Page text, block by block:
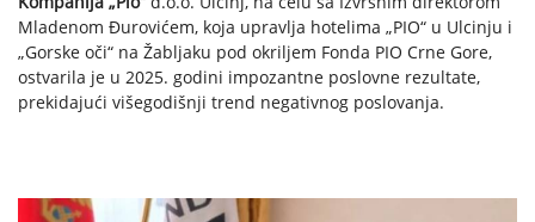
Mladenom Đurovićem, koja upravlja hotelima „PIO“ u Ulcinju i
„Gorske oči“ na Žabljaku pod okriljem Fonda PIO Crne Gore,
ostvarila je u 2025. godini impozantne poslovne rezultate,
prekidajući višegodišnji trend negativnog poslovanja.